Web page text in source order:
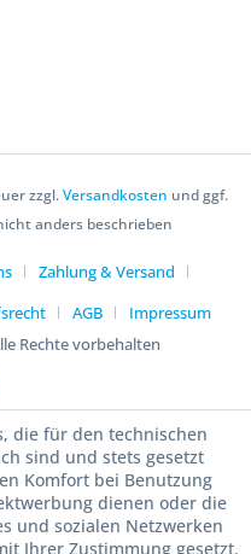
zzgl.Versandkosten und ggf.
anders beschrieben
Zahlung & Versand
AGB
Impressum
Rechte vorbehalten
die für den technischen
sind und stets gesetzt
Komfort bei Benutzung
dienen oder die
und sozialen Netzwerken
Ihrer Zustimmung gesetzt.